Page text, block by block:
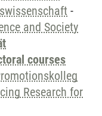
-
and Society
courses
Research for